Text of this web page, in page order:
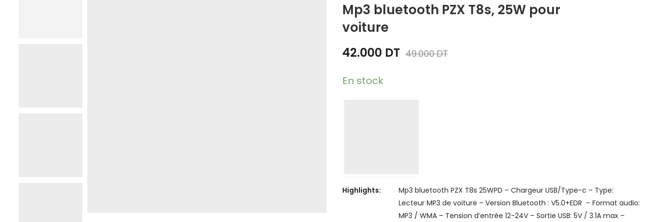
Mp3 bluetooth PZX T8s, 25W pour
voiture
42.000 DT 49.000DT
En stock
Highlights:
Mp3 bluetooth PZX T8s 25WPD – Chargeur USB/Type-c – Type:
Lecteur MP3 de voiture – Version Bluetooth : V5.0+EDR – Format audio:
MP3 / WMA – Tension d’entrée 12-24V – Sortie USB: 5V / 3.1A max –